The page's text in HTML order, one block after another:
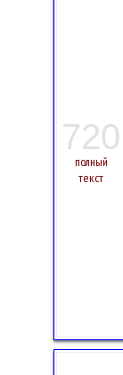
720
полный
текст